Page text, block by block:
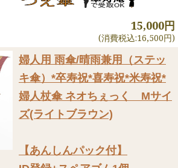
15,000円
(消費税込:16,500円)
婦人用 雨傘/晴雨兼用（ステッ
キ傘） *卒寿祝*喜寿祝*米寿祝*
婦人杖傘 ネオちぇっく Mサイ
ズ(ライトブラウン)
【あんしんパック付】